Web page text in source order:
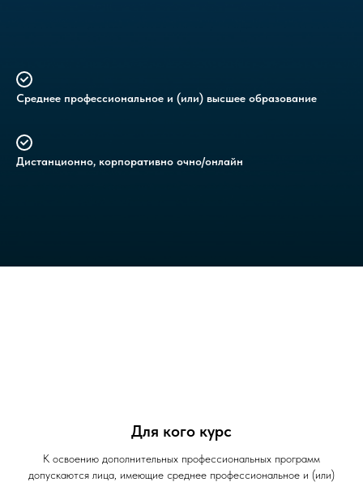
Среднее профессиональное и (или) высшее образование
Дистанционно, корпоративно очно/онлайн
Для кого курс
К освоению дополнительных профессиональных программ
допускаются лица, имеющие среднее профессиональное и (или)